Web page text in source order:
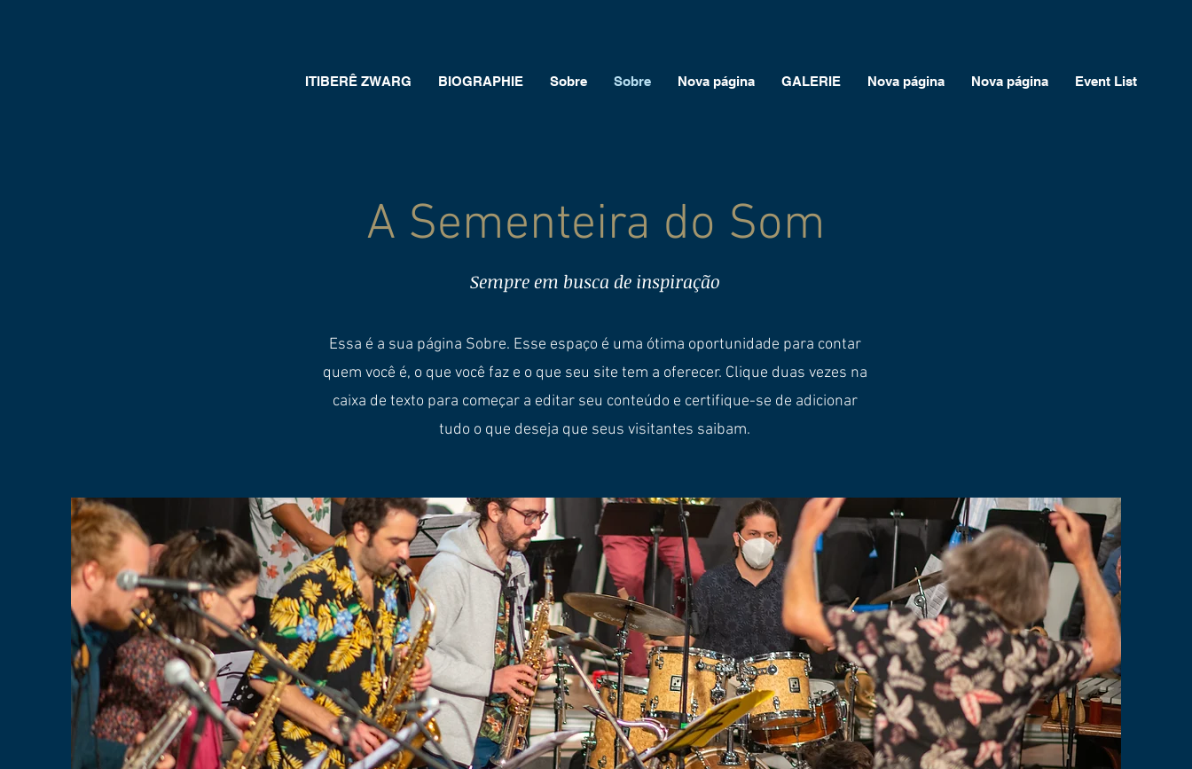
ITIBERÊ ZWARG BIOGRAPHIE Sobre Sobre Nova página GALERIE Nova página Nova página Event List
A Sementeira do Som
Sempre em busca de inspiração
Essa é a sua página Sobre. Esse espaço é uma ótima oportunidade para contar
quem você é, o que você faz e o que seu site tem a oferecer. Clique duas vezes na
caixa de texto para começar a editar seu conteúdo e certifique-se de adicionar
tudo o que deseja que seus visitantes saibam.